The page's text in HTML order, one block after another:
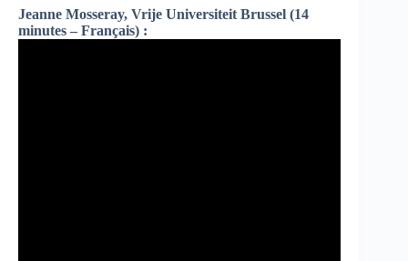
Jeanne Mosseray, Vrije Universiteit Brussel (14
minutes – Français) :